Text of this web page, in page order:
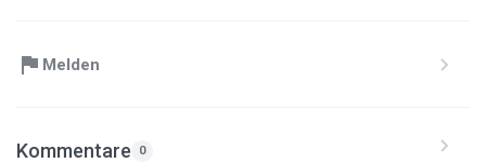
Melden
Kommentare 0